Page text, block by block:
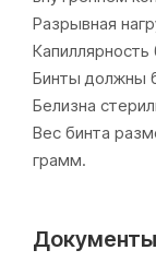
Разрывная
Бинты должны
Белизна
Вес бинта
грамм.
Документы